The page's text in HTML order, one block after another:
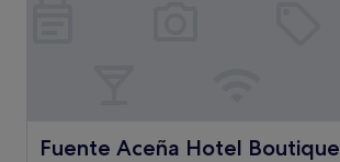
Fuente Aceña Hotel Boutique
Fuente Aceña Hotel Boutique